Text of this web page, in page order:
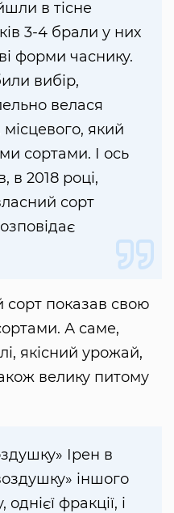
в тісне
3-4 брали у них
форми часнику.
вибір,
велася
місцевого, який
сортами. І ось
в 2018 році,
сорт
сорт показав свою
А саме,
якісний урожай,
велику питому
Ірен в
іншого
фракції, і